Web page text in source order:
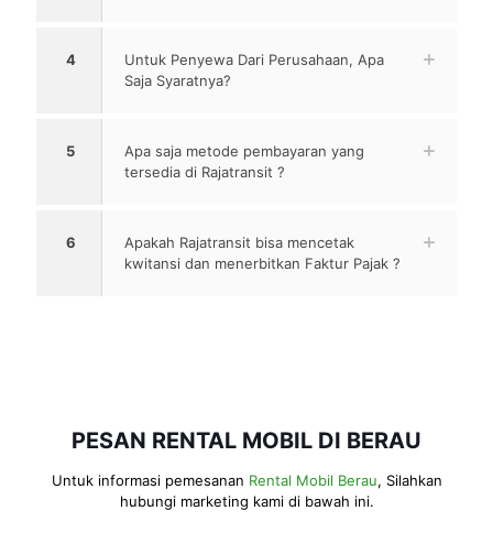
4
Untuk Penyewa Dari Perusahaan, Apa
Saja Syaratnya?
5
Apa saja metode pembayaran yang
tersedia di Rajatransit ?
6
Apakah Rajatransit bisa mencetak
kwitansi dan menerbitkan Faktur Pajak ?
PESAN RENTAL MOBIL DI BERAU
Untuk informasi pemesanan Rental Mobil Berau, Silahkan
hubungi marketing kami di bawah ini.